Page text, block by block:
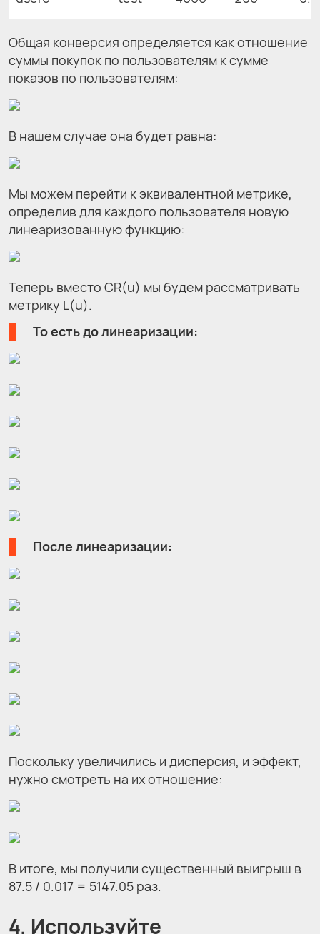
Общая конверсия определяется как отношение
суммы покупок по пользователям к сумме
показов по пользователям:
В нашем случае она будет равна:
Мы можем перейти к эквивалентной метрике,
определив для каждого пользователя новую
линеаризованную функцию:
Теперь вместо CR(u) мы будем рассматривать
метрику L(u).
То есть до линеаризации:
После линеаризации:
Поскольку увеличились и дисперсия, и эффект,
нужно смотреть на их отношение:
В итоге, мы получили существенный выигрыш в
87.5 / 0.017 = 5147.05 раз.
4. Используйте